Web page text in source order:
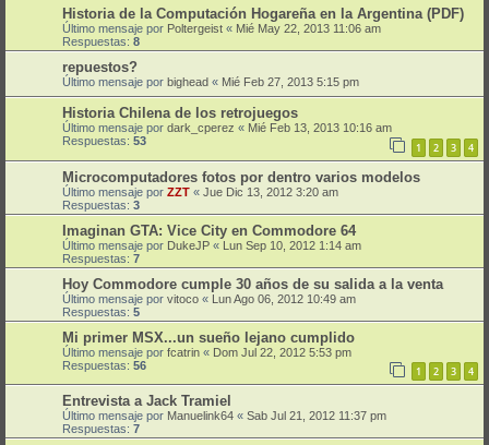
Historia de la Computación Hogareña en la Argentina (PDF)
Último mensaje por Poltergeist « Mié May 22, 2013 11:06 am
Respuestas: 8
repuestos?
Último mensaje por bighead « Mié Feb 27, 2013 5:15 pm
Historia Chilena de los retrojuegos
Último mensaje por dark_cperez « Mié Feb 13, 2013 10:16 am
Respuestas: 53 1 2 3 4
Microcomputadores fotos por dentro varios modelos
Último mensaje por ZZT « Jue Dic 13, 2012 3:20 am
Respuestas: 3
Imaginan GTA: Vice City en Commodore 64
Último mensaje por DukeJP « Lun Sep 10, 2012 1:14 am
Respuestas: 7
Hoy Commodore cumple 30 años de su salida a la venta
Último mensaje por vitoco « Lun Ago 06, 2012 10:49 am
Respuestas: 5
Mi primer MSX...un sueño lejano cumplido
Último mensaje por fcatrin « Dom Jul 22, 2012 5:53 pm
Respuestas: 56 1 2 3 4
Entrevista a Jack Tramiel
Último mensaje por Manuelink64 « Sab Jul 21, 2012 11:37 pm
Respuestas: 7